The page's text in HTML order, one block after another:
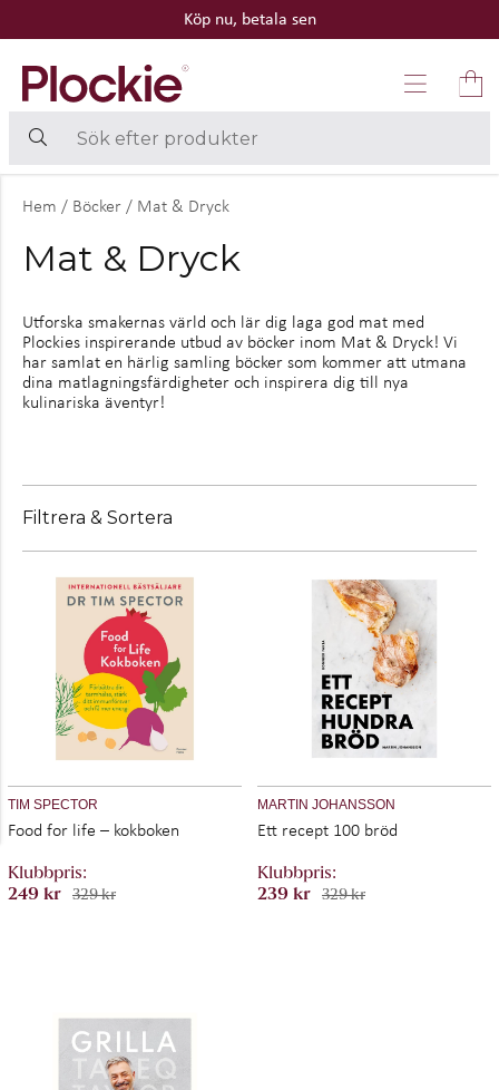
Köp nu, betala sen
Hem / Böcker / Mat & Dryck
Mat & Dryck
Utforska smakernas värld och lär dig laga god mat med
Plockies inspirerande utbud av böcker inom Mat & Dryck! Vi
har samlat en härlig samling böcker som kommer att utmana
dina matlagningsfärdigheter och inspirera dig till nya
kulinariska äventyr!
Filtrera & Sortera
Food for life – kokboken
TIM SPECTOR
249 kr 329 kr
Ett recept 100 bröd
MARTIN JOHANSSON
239 kr 329 kr